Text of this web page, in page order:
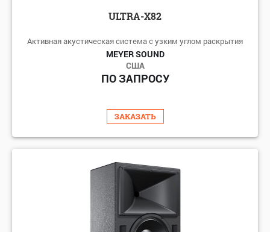
ULTRA-X82
Активная акустическая система с узким углом раскрытия
MEYER SOUND
США
ПО ЗАПРОСУ
ЗАКАЗАТЬ